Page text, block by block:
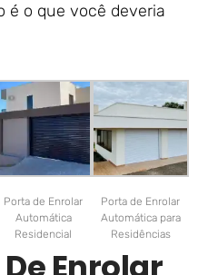
é o que você deveria
Porta de Enrolar
Automática
Residencial
Porta de Enrolar
Automática para
Residências